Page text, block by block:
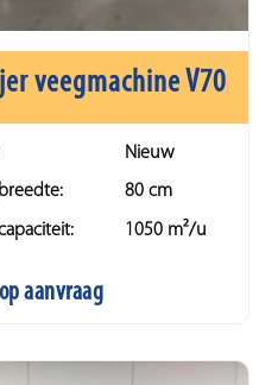
veegmachine V70
Nieuw
80 cm
1050 m²/u
aanvraag